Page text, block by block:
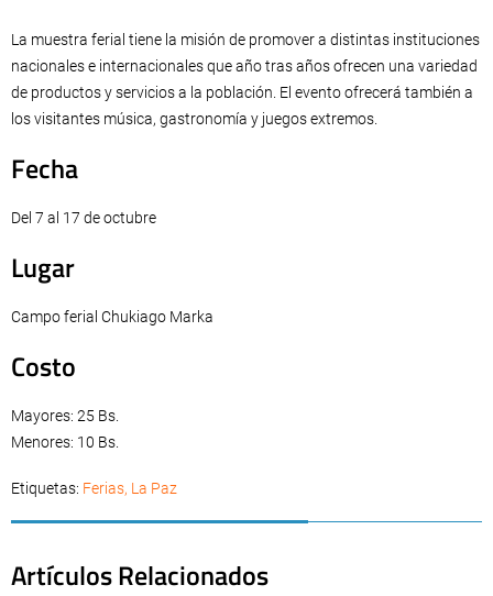
La muestra ferial tiene la misión de promover a distintas instituciones
nacionales e internacionales que año tras años ofrecen una variedad
de productos y servicios a la población. El evento ofrecerá también a
los visitantes música, gastronomía y juegos extremos.
Fecha
Del 7 al 17 de octubre
Lugar
Campo ferial Chukiago Marka
Costo
Mayores: 25 Bs.
Menores: 10 Bs.
Etiquetas: Ferias, La Paz
Artículos Relacionados